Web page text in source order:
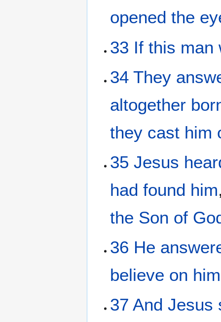
opened the
33 If this man
34 They
altogether
they cast him
35 Jesus
had found him
the Son of
36 He
believe on him
37 And Jesus